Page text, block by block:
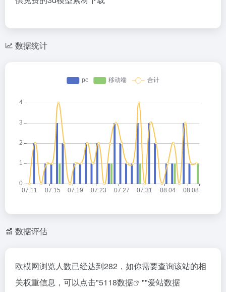
数据统计
数据评估
欧模网浏览人数已经达到282，如你需要查询该站的相
关权重信息，可以点击"5118数据 ""爱站数据